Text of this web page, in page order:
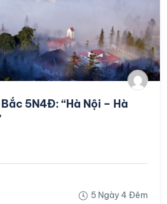
5N4Đ: “Hà Nội – Hà
5 Ngày 4 Đêm